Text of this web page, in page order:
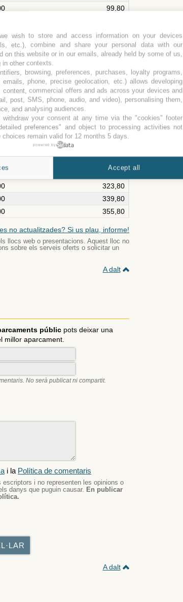
99,80
131,80
147,80
163,80
179,80
195,80
211,80
243,80
259,80
307,80
323,80
339,80
355,80
no actualitzades? Si us plau, informe!
llocs web o presentacions. Aquest lloc no
sobre els serveis oferts o solicitar un
A dalt
públic pots deixar una
millor aparcament.
No serà publicat ni compartit.
i la Política de comentaris
i no representen les opinions o
danys que puguin causar. En publicar
A dalt
wish to store and access information on your devices
etc.), combine and share your personal data with our
on this website or in our emails, already held by some of us,
in other contexts.
browsing, preferences, purchases, loyalty programs,
phone, precise geolocation, etc.) allows developing
commercial offers and ads across your devices and
post, SMS, phone, audio, and video), personalising them,
and analysing audiences.
your consent at any time via the "cookies" footer
preferences" and object to processing activities not
remain valid for 12 months 5 days.
powered by
Accept all